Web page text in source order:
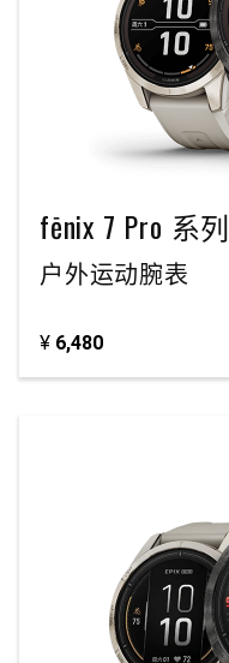
fēnix 7 Pro 系列
户外运动腕表
¥ 6,480